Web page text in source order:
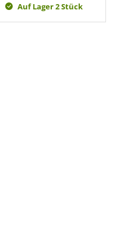
Auf Lager 2 Stück